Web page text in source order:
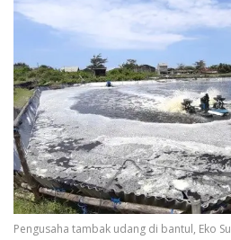
Pengusaha tambak udang di bantul, Eko